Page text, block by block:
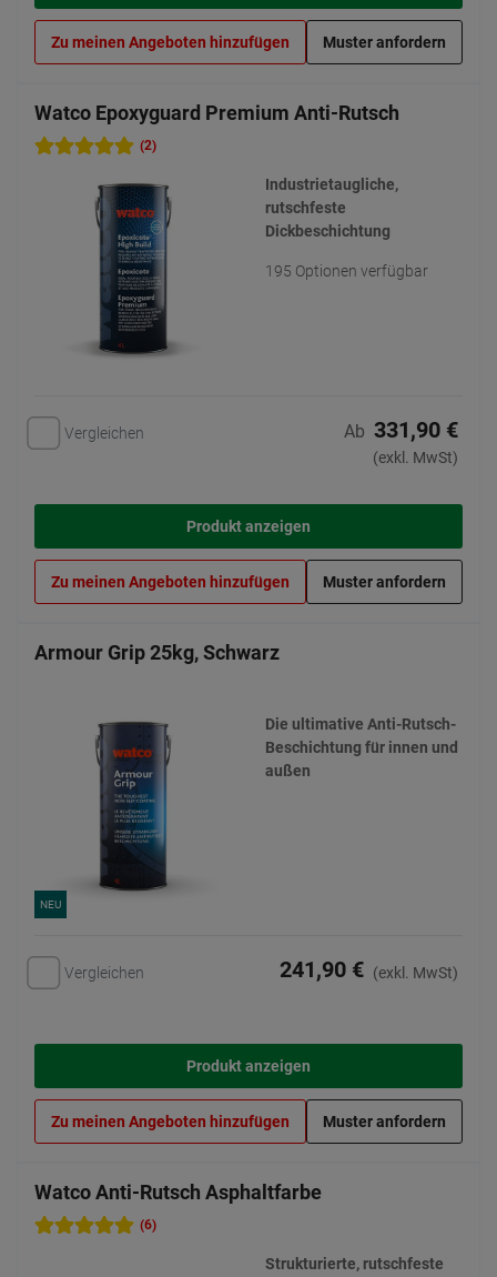
Zu meinen Angeboten hinzufügen Muster anfordern
Watco Epoxyguard Premium Anti-Rutsch
(2)
Industrietaugliche,
rutschfeste
Dickbeschichtung
195 Optionen verfügbar
Vergleichen Ab 331,90 €
(exkl. MwSt)
Produkt anzeigen
Zu meinen Angeboten hinzufügen Muster anfordern
Armour Grip 25kg, Schwarz
NEU
Die ultimative Anti-Rutsch-
Beschichtung für innen und
außen
Vergleichen 241,90 € (exkl. MwSt)
Produkt anzeigen
Zu meinen Angeboten hinzufügen Muster anfordern
Watco Anti-Rutsch Asphaltfarbe
(6)
Strukturierte, rutschfeste